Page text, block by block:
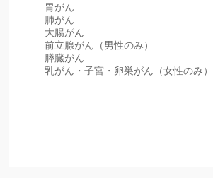
胃がん
肺がん
大腸がん
前立腺がん（男性のみ）
膵臓がん
乳がん・子宮・卵巣がん（女性のみ）